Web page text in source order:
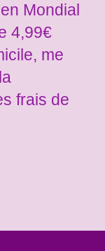
Mondial
4,99€
me
frais de